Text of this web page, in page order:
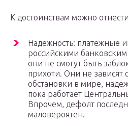
К достоинствам можно
Надежность: платежные
российскими банковским
они не смогут быть
прихоти. Они не зависят
обстановки в мире,
пока работает
Впрочем, дефолт
маловероятен.